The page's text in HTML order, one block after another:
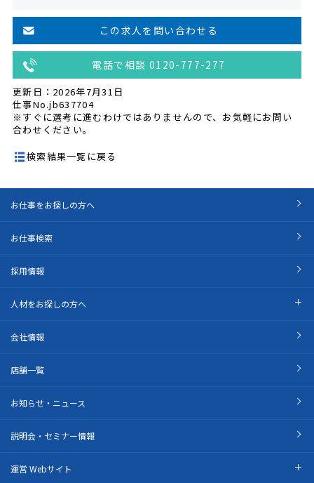
この求人を問い合わせる
電話で相談 0120-777-277
更新日：2026年7月31日
仕事No.jb637704
※すぐに選考に進むわけではありませんので、お気軽にお問い
合わせください。
検索結果一覧に戻る
お仕事をお探しの方へ
お仕事検索
採用情報
人材をお探しの方へ
会社情報
店舗一覧
お知らせ・ニュース
説明会・セミナー情報
運営 Webサイト